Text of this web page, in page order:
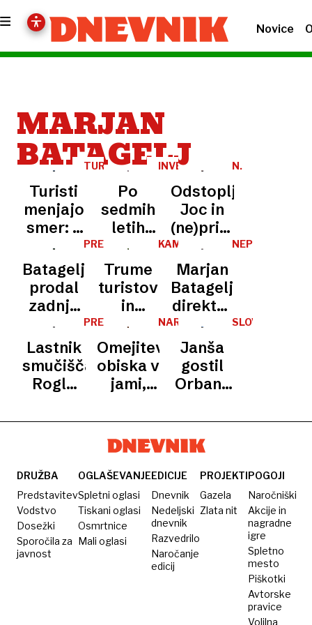
Novice
MARJAN
BATAGELJ
TURIZEM
Turisti
menjajo
smer: v
Sloveniji
manj
azijskih
gostov,
več pa
Evropejcev
in
Američanov
INVESTICIJE
Po
sedmih
letih
Batagelj
v 12-
milijonsko
prenovo
Hotela
Cerkno
N.
Odstopljeni
Joc in
(ne)prijazna
država
PREVZEM
Batagelj
prodal
zadnje
deleže
cerkljanske
Ete
nemški
družbi
KAM
CERKLJANSKI
TURIZEM?
Trume
turistov
in
cvetoč
hotel so
danes le
iluzija
NEPRESLIŠANO
Marjan
Batagelj,
direktor
Postojnske
jame
PREVZEMI
Lastnik
smučišča
Rogla
lastniškimi
spremembami
NARAVNE
/
TURISTIČNI
OBISK
Omejitev
obiska v
jami,
Batagelja?
SLOVENIJA
Janša
gostil
Orbana
luksuzni
Vili
Planinka
DRUŽBA
Predstavitev
Vodstvo
Dosežki
Sporočila za
javnost
OGLAŠEVANJE
Spletni oglasi
Tiskani oglasi
Osmrtnice
Mali oglasi
EDICIJE
Dnevnik
Nedeljski
dnevnik
Razvedrilo
Naročanje
edicij
PROJEKTI
Gazela
Zlata nit
POGOJI
Naročniški
Akcije in
nagradne
igre
Spletno
mesto
Piškotki
Avtorske
pravice
Volilna